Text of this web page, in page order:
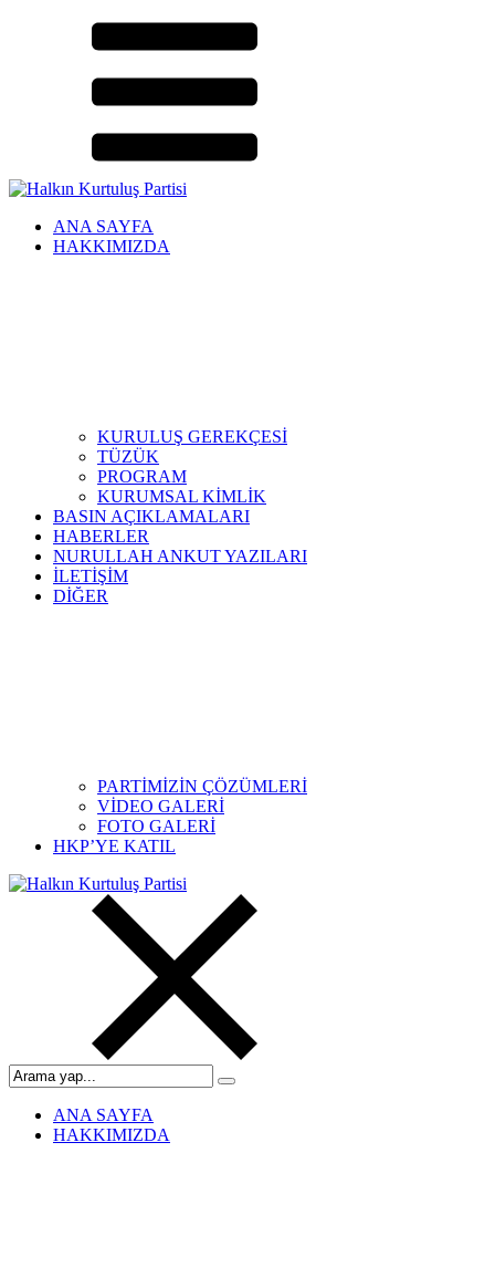
ANA SAYFA
HAKKIMIZDA
KURULUŞ GEREKÇESİ
TÜZÜK
PROGRAM
KURUMSAL KİMLİK
BASIN AÇIKLAMALARI
HABERLER
NURULLAH ANKUT YAZILARI
İLETİŞİM
DİĞER
PARTİMİZİN ÇÖZÜMLERİ
VİDEO GALERİ
FOTO GALERİ
HKP’YE KATIL
ANA SAYFA
HAKKIMIZDA